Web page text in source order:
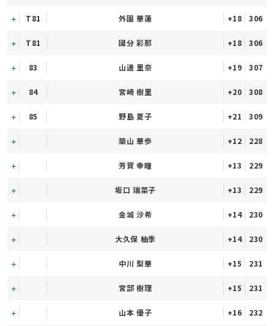
T81 外園 華蓮 +18 306
T81 國分 彩那 +18 306
83 山邊 里奈 +19 307
84 宮崎 樹里 +20 308
85 野島 夏子 +21 309
築山 華歩 +12 228
芳賀 幸瞳 +13 229
坂口 瑞菜子 +13 229
金城 沙希 +14 230
大久保 柚季 +14 230
中川 梨華 +15 231
宮部 樹理 +15 231
山本 優子 +16 232